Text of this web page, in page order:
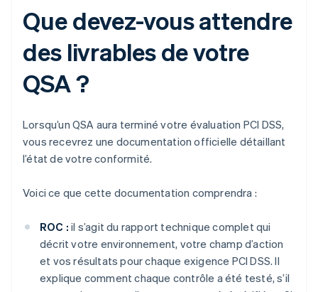
Que devez-vous attendre
des livrables de votre
QSA ?
Lorsqu’un QSA aura terminé votre évaluation PCI DSS,
vous recevrez une documentation officielle détaillant
l’état de votre conformité.
Voici ce que cette documentation comprendra :
ROC : il s’agit du rapport technique complet qui
décrit votre environnement, votre champ d’action
et vos résultats pour chaque exigence PCI DSS. Il
explique comment chaque contrôle a été testé, s’il